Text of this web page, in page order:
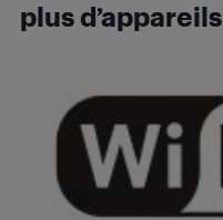
plus d’appareils